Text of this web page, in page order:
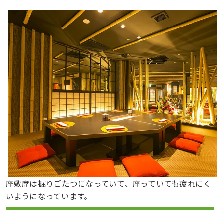
座敷席は掘りごたつになっていて、座っていても疲れにく
いようになっています。